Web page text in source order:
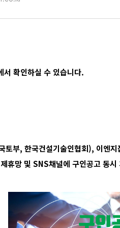
서 확인하실 수 있습니다.
부, 한국건설기술인협회), 이엔
휴망 및 SNS채널에 구인공고 동시